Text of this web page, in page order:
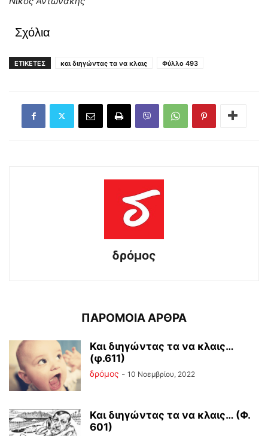
Σχόλια
ΕΤΙΚΕΤΕΣ και διηγώντας τα να κλαις Φύλλο 493
δρόμος
ΠΑΡΟΜΟΙΑ ΑΡΘΡΑ
Και διηγώντας τα να κλαις…
(φ.611)
δρόμος - 10 Νοεμβρίου, 2022
Και διηγώντας τα να κλαις… (Φ.
601)